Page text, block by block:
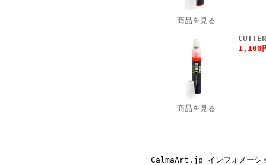
商品を見る
商品を見る
1,100
CalmaArt.jp インフォメーシ